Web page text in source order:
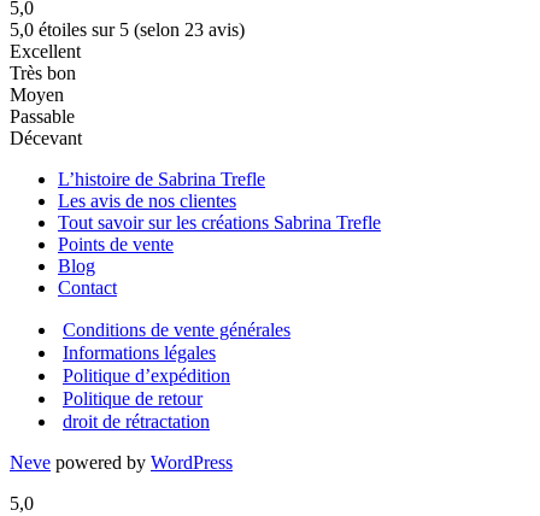
5,0
5,0 étoiles sur 5 (selon 23 avis)
Excellent
Très bon
Moyen
Passable
Décevant
L’histoire de Sabrina Trefle
Les avis de nos clientes
Tout savoir sur les créations Sabrina Trefle
Points de vente
Blog
Contact
Conditions de vente générales
Informations légales
Politique d’expédition
Politique de retour
droit de rétractation
Neve powered by WordPress
5,0